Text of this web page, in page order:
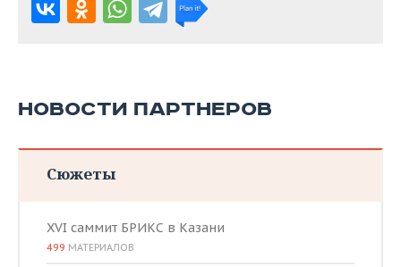
НОВОСТИ ПАРТНЕРОВ
Сюжеты
XVI саммит БРИКС в Казани
499 МАТЕРИАЛОВ